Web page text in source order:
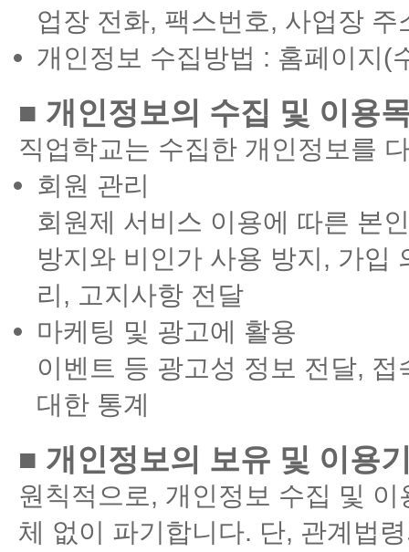
업장 전화, 팩스번호, 사업장
개인정보 수집방법 : 홈페이지(
■ 개인정보의 수집 및 이용
직업학교는 수집한 개인정보를
회원 관리
회원제 서비스 이용에 따른 본
방지와 비인가 사용 방지, 가입
리, 고지사항 전달
마케팅 및 광고에 활용
이벤트 등 광고성 정보 전달,
대한 통계
■ 개인정보의 보유 및 이용
원칙적으로, 개인정보 수집 및
체 없이 파기합니다. 단, 관계법